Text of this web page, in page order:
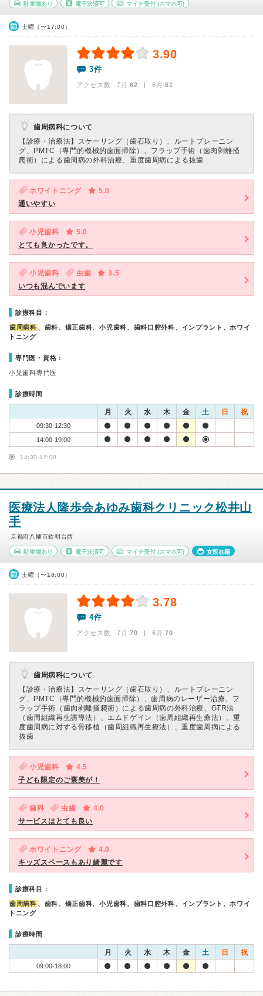
駐車場あり 電子決済可 マイナ受付 (スマホ可)
土曜（〜17:00）
3.90
3件
アクセス数 7月:62 | 6月:61
歯周病科について
【診療・治療法】 スケーリング（歯石取り）、ルートプレーニン
グ、PMTC（専門的機械的歯面掃除）、フラップ手術（歯肉剥離掻
爬術）による歯周病の外科治療、重度歯周病による抜歯
ホワイトニング
5.0
通いやすい
小児歯科
5.0
とても良かったです。
小児歯科 虫歯
3.5
いつも混んでいます
診療科目：
歯周病科 、歯科、矯正歯科、小児歯科、歯科口腔外科、インプラント、ホワイ
トニング
専門医・資格：
小児歯科専門医
診療時間
月 火 水 木 金 土 日 祝
09:30-12:30
14:00-19:00
14:30-17:00
医療法人隆歩会あゆみ歯科クリニック松井山
手
京都府八幡市欽明台西
駐車場あり 電子決済可 マイナ受付 (スマホ可) 女医在籍
土曜（〜18:00）
3.78
4件
アクセス数 7月:70 | 6月:70
歯周病科について
【診療・治療法】 スケーリング（歯石取り）、ルートプレーニン
グ、PMTC（専門的機械的歯面掃除）、歯周病のレーザー治療、フ
ラップ手術（歯肉剥離掻爬術）による歯周病の外科治療、GTR法
（歯周組織再生誘導法）、エムドゲイン（歯周組織再生療法）、重
度歯周病に対する骨移植（歯周組織再生療法）、重度歯周病による
抜歯
小児歯科
4.5
子ども限定のご褒美が！
歯科 虫歯
4.0
サービスはとても良い
ホワイトニング
4.0
キッズスペースもあり綺麗です
診療科目：
歯周病科 、歯科、矯正歯科、小児歯科、歯科口腔外科、インプラント、ホワイ
トニング
診療時間
月 火 水 木 金 土 日 祝
09:00-18:00